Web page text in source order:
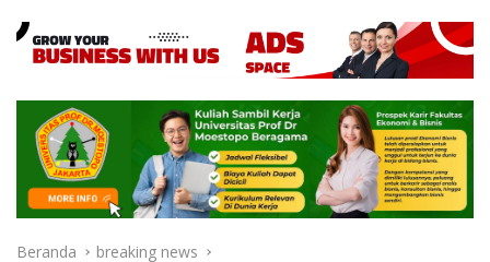
Beranda breaking news